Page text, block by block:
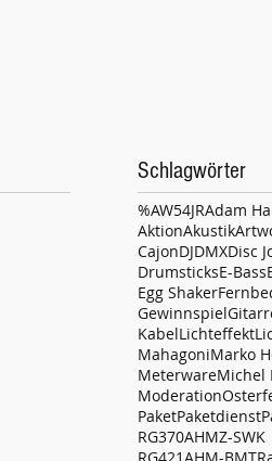
Schlagwörter
%AW54JRAdam
AktionAkustik
CajonDJDMXDisc
DrumsticksE-Bass
Egg Shaker
Gewinnspiel
KabelLichteffekt
MahagoniMarko
MeterwareMichel
Moderation
PaketPaketdienst
RG370AHMZ-SWK